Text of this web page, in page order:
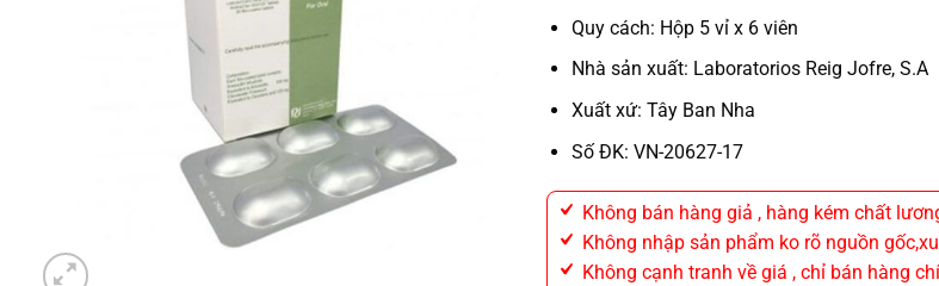
Quy cách: Hộp 5 vỉ x 6 viên
Nhà sản xuất: Laboratorios Reig Jofre, S.A
Xuất xứ: Tây Ban Nha
Số ĐK: VN-20627-17
Không bán hàng giả , hàng kém chất
Không nhập sản phẩm ko rõ nguồn
Không cạnh tranh về giá , chỉ bán hàng